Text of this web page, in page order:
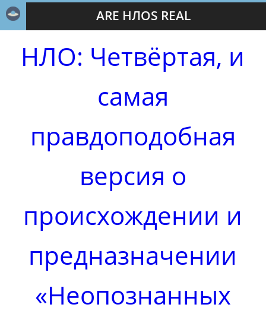
ARE НЛОS REAL
НЛО: Четвёртая, и
самая
правдоподобная
версия о
происхождении и
предназначении
«Неопознанных